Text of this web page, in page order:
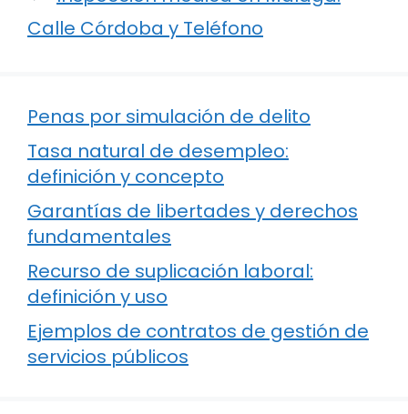
Calle Córdoba y Teléfono
Penas por simulación de delito
Tasa natural de desempleo:
definición y concepto
Garantías de libertades y derechos
fundamentales
Recurso de suplicación laboral:
definición y uso
Ejemplos de contratos de gestión de
servicios públicos